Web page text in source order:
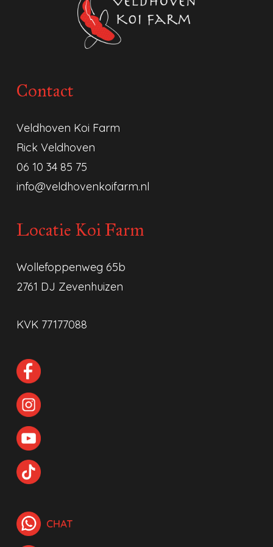
Contact
Veldhoven Koi Farm
Rick Veldhoven
06 10 34 85 75
info@veldhovenkoifarm.nl
Locatie Koi Farm
Wollefoppenweg 65b
2761 DJ Zevenhuizen
KVK 77177088